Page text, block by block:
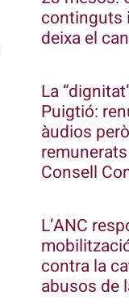
continguts
deixa el
La
Puigtió:
àudios
Consell
L’ANC
contra la
abusos de